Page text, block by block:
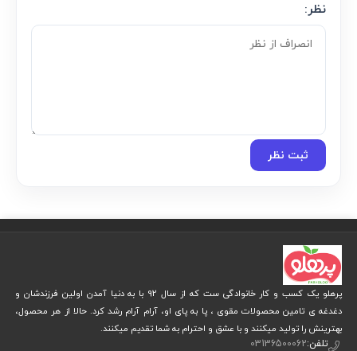
نظر:
ثبت نظر
پرهلو یک کسب و کار خانوادگی ست که از سال 92 با به دنیا آمدن اولین فرزندشان و
دغدغه ی تامین محصولات مقوی ، پا به پای او، آرام آرام رشد کرد. حالا از هر محصول،
بهترینش را تولید میکنند و با عشق و احترام به شما تقدیم میکنند.
تلفن:03136500062